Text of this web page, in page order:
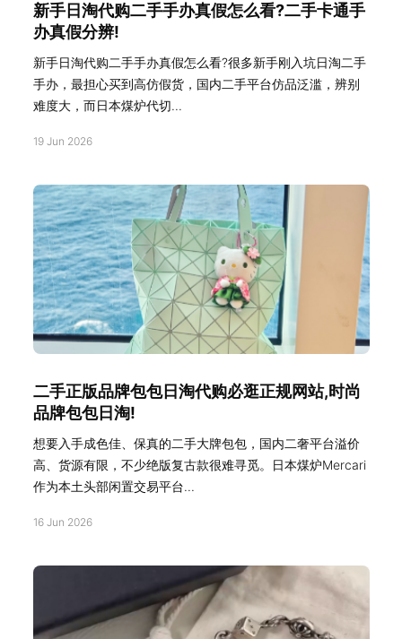
新手日淘代购二手手办真假怎么看?二手卡通手
办真假分辨!
新手日淘代购二手手办真假怎么看?很多新手刚入坑日淘二手
手办，最担心买到高仿假货，国内二手平台仿品泛滥，辨别
难度大，而日本煤炉代切...
19 Jun 2026
二手正版品牌包包日淘代购必逛正规网站,时尚
品牌包包日淘!
想要入手成色佳、保真的二手大牌包包，国内二奢平台溢价
高、货源有限，不少绝版复古款很难寻觅。日本煤炉Mercari
作为本土头部闲置交易平台...
16 Jun 2026